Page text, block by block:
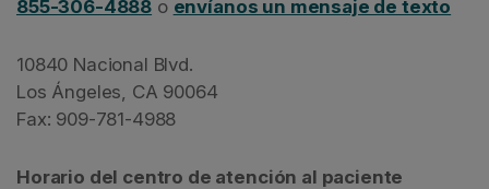
855-306-4888 o envíanos un mensaje de texto
10840 Nacional Blvd.
Los Ángeles, CA 90064
Fax: 909-781-4988
Horario del centro de atención al paciente